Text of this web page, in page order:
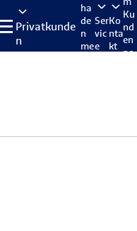
Privatkunde
n
ha
de
n
me
Ser
vic
e
Ko
nta
kt
Ku
nd
en
po